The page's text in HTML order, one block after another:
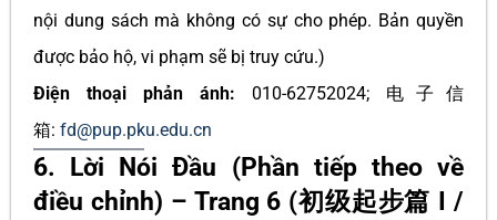
nội dung sách mà không có sự cho phép. Bản quyền
được bảo hộ, vi phạm sẽ bị truy cứu.)
Điện thoại phản ánh: 010-62752024; 电子信
箱: fd@pup.pku.edu.cn
6. Lời Nói Đầu (Phần tiếp theo về
điều chỉnh) – Trang 6 (初级起步篇 I /